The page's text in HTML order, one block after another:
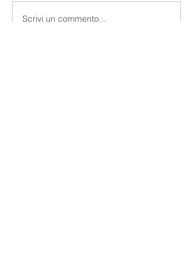
Scrivi un commento...